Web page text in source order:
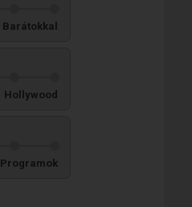
Barátokkal
Hollywood
Programok